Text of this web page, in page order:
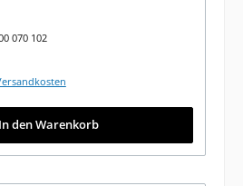
070 102
In den Warenkorb